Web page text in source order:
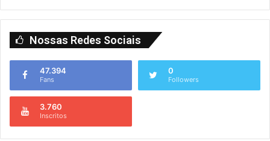
Nossas Redes Sociais
47.394
Fans
0
Followers
3.760
Inscritos